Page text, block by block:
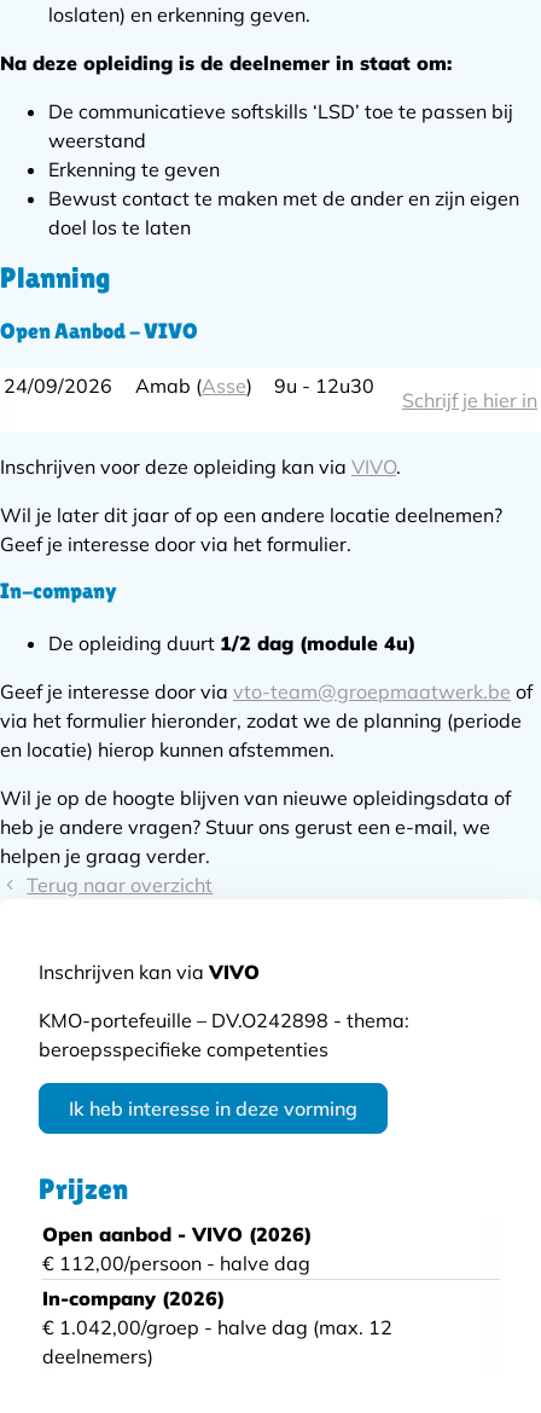
loslaten) en erkenning geven.
Na deze opleiding is de deelnemer in staat om:
De communicatieve softskills ‘LSD’ toe te passen bij
weerstand
Erkenning te geven
Bewust contact te maken met de ander en zijn eigen
doel los te laten
Planning
Open Aanbod - VIVO
24/09/2026 Amab (Asse) 9u - 12u30
Schrijf je hier in
Inschrijven voor deze opleiding kan via VIVO.
Wil je later dit jaar of op een andere locatie deelnemen?
Geef je interesse door via het formulier.
In-company
De opleiding duurt 1/2 dag (module 4u)
Geef je interesse door via vto-team@groepmaatwerk.be of
via het formulier hieronder, zodat we de planning (periode
en locatie) hierop kunnen afstemmen.
Wil je op de hoogte blijven van nieuwe opleidingsdata of
heb je andere vragen? Stuur ons gerust een e-mail, we
helpen je graag verder.
Terug naar overzicht
Inschrijven kan via VIVO
KMO-portefeuille – DV.O242898 - thema:
beroepsspecifieke competenties
Ik heb interesse in deze vorming
Prijzen
Open aanbod - VIVO (2026)
€ 112,00/persoon - halve dag
In-company (2026)
€ 1.042,00/groep - halve dag (max. 12
deelnemers)